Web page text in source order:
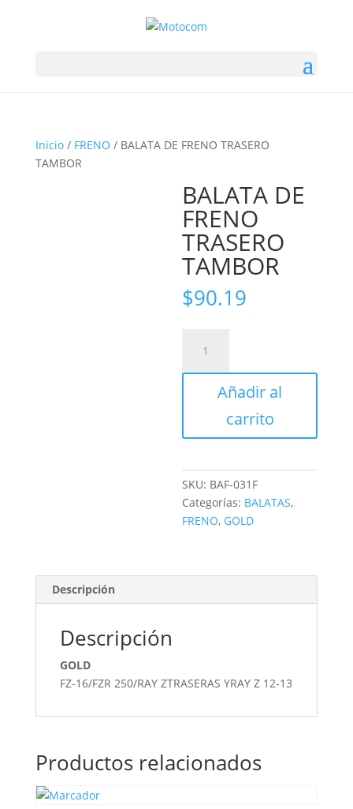
Inicio/ FRENO / BALATA DE FRENO TRASERO
TAMBOR
BALATA DE
FRENO
TRASERO
TAMBOR
$90.19
FRENO
TRASERO
cantidad
Añadir al
carrito
SKU: BAF-031F
Categorías: BALATAS,
FRENO, GOLD
Descripción
Descripción
GOLD
FZ-16/FZR 250/RAY ZTRASERAS YRAY Z 12-13
Productos relacionados